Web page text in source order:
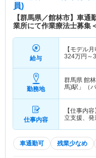
員)
【群馬県／館林市】車
業所にて作業療法士募集
給与
【モデル月
324万円～
勤務地
群馬県 館
馬)駅」（
仕事内容
【仕事内
立支援、
車通勤可 残業少なめ